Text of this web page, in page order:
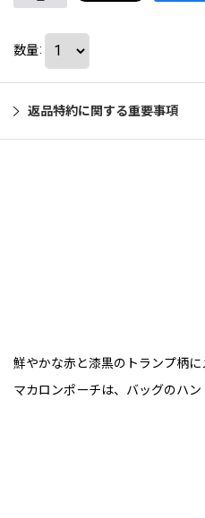
数量:
返品特約に関する重要事項
鮮やかな赤と漆黒のトランプ柄
マカロンポーチは、バッグのハ